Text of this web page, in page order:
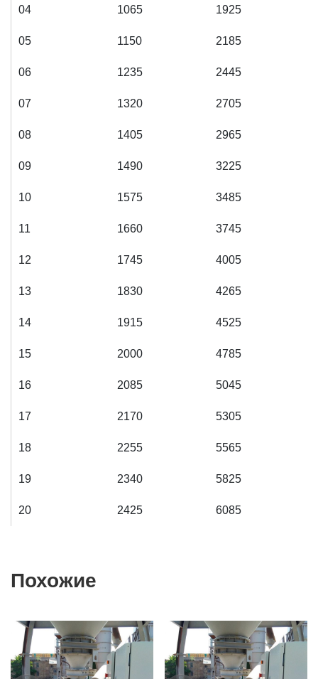
04 1065 1925
05 1150 2185
06 1235 2445
07 1320 2705
08 1405 2965
09 1490 3225
10 1575 3485
11 1660 3745
12 1745 4005
13 1830 4265
14 1915 4525
15 2000 4785
16 2085 5045
17 2170 5305
18 2255 5565
19 2340 5825
20 2425 6085
Похожие